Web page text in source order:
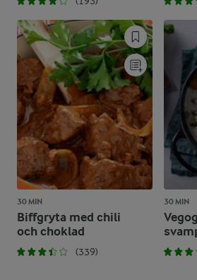
30 MIN
Biffgryta med chili
och choklad
(339)
30 MIN